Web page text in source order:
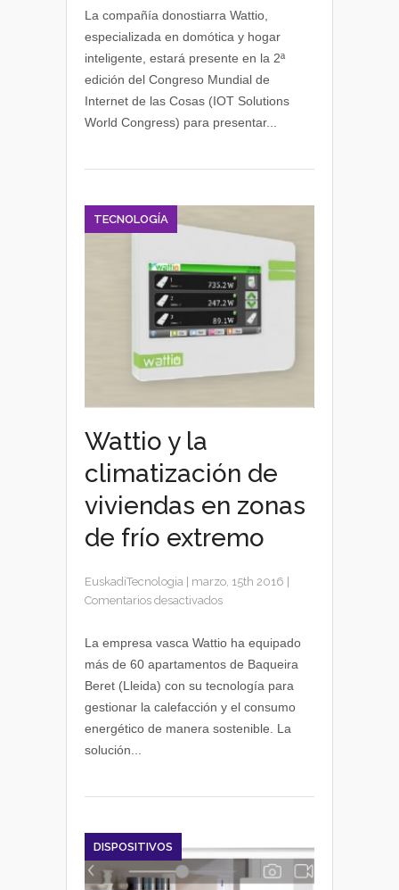
presentará
prototipos
de
domótica
en
el
La compañía donostiarra Wattio,
especializada en domótica y hogar
inteligente, estará presente en la 2ª
edición del Congreso Mundial de
Internet de las Cosas (IOT Solutions
World Congress) para presentar...
TECNOLOGÍA
Wattio y la
climatización de
viviendas en zonas
de frío extremo
EuskadiTecnologia marzo, 15th 2016
Comentarios desactivadosen
climatización
de
viviendas
en
La empresa vasca Wattio ha equipado
más de 60 apartamentos de Baqueira
Beret (Lleida) con su tecnología para
gestionar la calefacción y el consumo
energético de manera sostenible. La
solución...
DISPOSITIVOS